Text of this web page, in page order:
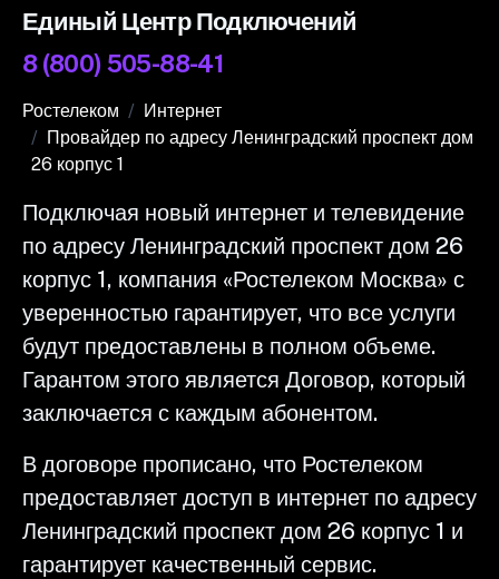
Единый Центр Подключений
8 (800) 505-88-41
Ростелеком
Интернет
Провайдер по адресу Ленинградский проспект дом
26 корпус 1
Подключая новый интернет и телевидение
по адресу Ленинградский проспект дом 26
корпус 1, компания «Ростелеком Москва» с
уверенностью гарантирует, что все услуги
будут предоставлены в полном объеме.
Гарантом этого является Договор, который
заключается с каждым абонентом.
В договоре прописано, что Ростелеком
предоставляет доступ в интернет по адресу
Ленинградский проспект дом 26 корпус 1 и
гарантирует качественный сервис.